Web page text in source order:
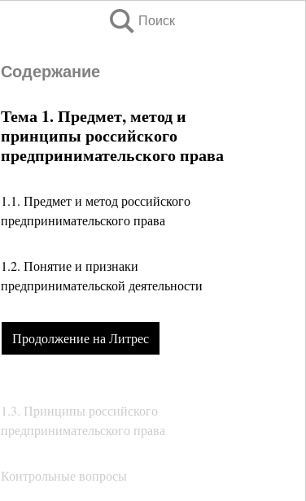
Поиск
Содержание
Тема 1. Предмет, метод и
принципы российского
предпринимательского права
1.1. Предмет и метод российского
предпринимательского права
1.2. Понятие и признаки
предпринимательской деятельности
Продолжение на Литрес
1.3. Принципы российского
предпринимательского права
Контрольные вопросы